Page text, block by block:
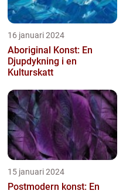
16 januari 2024
Aboriginal Konst: En
Djupdykning i en
Kulturskatt
15 januari 2024
Postmodern konst: En